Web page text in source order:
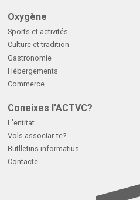
Oxygène
Sports et activités
Culture et tradition
Gastronomie
Hébergements
Commerce
Coneixes l’ACTVC?
L’entitat
Vols associar-te?
Butlletins informatius
Contacte